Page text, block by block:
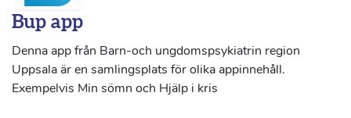
Bup app
Denna app från Barn-och ungdomspsykiatrin region
Uppsala är en samlingsplats för olika appinnehåll.
Exempelvis Min sömn och Hjälp i kris